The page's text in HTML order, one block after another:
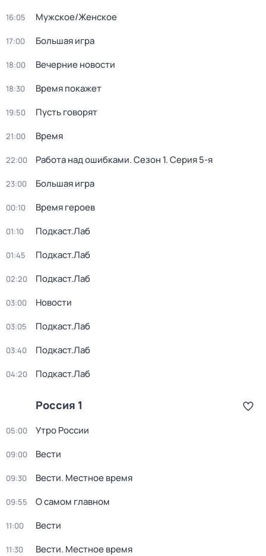
16:05 Мужское/Женское
17:00 Большая игра
18:00 Вечерние новости
18:30 Время покажет
19:50 Пусть говорят
21:00 Время
22:00 Работа над ошибками. Сезон 1. Серия 5-я
23:00 Большая игра
00:10 Время героев
01:10 Подкаст.Лаб
01:45 Подкаст.Лаб
02:20 Подкаст.Лаб
03:00 Новости
03:05 Подкаст.Лаб
03:40 Подкаст.Лаб
04:20 Подкаст.Лаб
Россия 1
05:00 Утро России
09:00 Вести
09:30 Вести. Местное время
09:55 О самом главном
11:00 Вести
11:30 Вести. Местное время